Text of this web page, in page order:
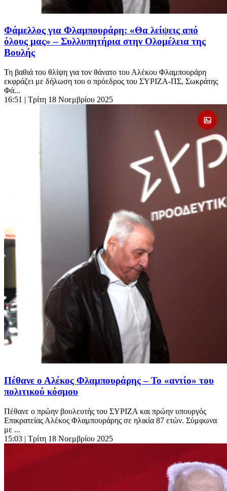
Φάμελλος για Φλαμπουράρη: «Θα λείψεις από
όλους μας» – Συλλυπητήρια στην Ολομέλεια της
Βουλής
Τη βαθιά του θλίψη για τον θάνατο του Αλέκου Φλαμπουράρη
εκφράζει με δήλωση του ο πρόεδρος του ΣΥΡΙΖΑ-ΠΣ, Σωκράτης
Φά...
16:51 | Τρίτη 18 Νοεμβρίου 2025
Πέθανε ο Αλέκος Φλαμπουράρης – Το «αντίο» του
πολιτικού κόσμου
Πέθανε ο πρώην βουλευτής του ΣΥΡΙΖΑ και πρώην υπουργός
Επικρατείας Αλέκος Φλαμπουράρης σε ηλικία 87 ετών. Σύμφωνα
με ...
15:03 | Τρίτη 18 Νοεμβρίου 2025